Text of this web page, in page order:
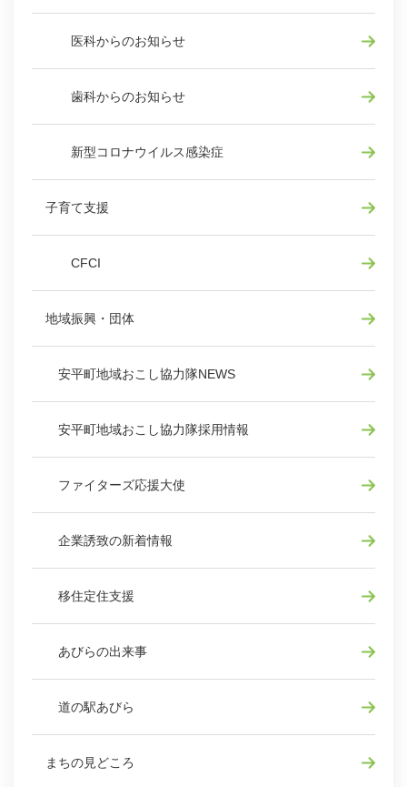
医科からのお知らせ
歯科からのお知らせ
新型コロナウイルス感染症
子育て支援
CFCI
地域振興・団体
安平町地域おこし協力隊NEWS
安平町地域おこし協力隊採用情報
ファイターズ応援大使
企業誘致の新着情報
移住定住支援
あびらの出来事
道の駅あびら
まちの見どころ